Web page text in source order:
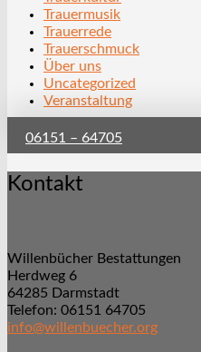
Trauermusik
Trauerrede
Trauerschmuck
Über uns
Uncategorized
Veranstaltung
06151 – 64705
Kontakt
Willenbücher Bestattungen
Herdweg 6
64285 Darmstadt
Telefon: 06151 64705
info@willenbuecher.org